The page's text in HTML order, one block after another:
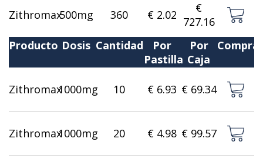
Zithromax500mg 360 € 2.02
€
727.16
Producto Dosis Cantidad
Por
Pastilla
Por
Caja
Zithromax1000mg 10 € 6.93 € 69.34
Zithromax1000mg 20 € 4.98 € 99.57